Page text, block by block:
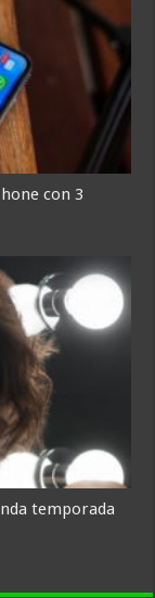
con 3
temporada